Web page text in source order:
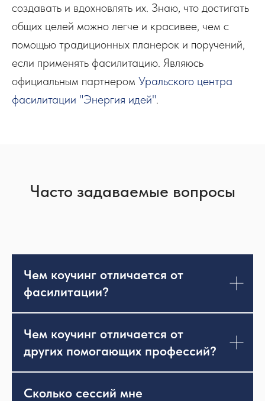
создавать и вдохновлять их. Знаю, что достигать
общих целей можно легче и красивее, чем с
помощью традиционных планерок и поручений,
если применять фасилитацию. Являюсь
официальным партнером Уральского центра
фасилитации "Энергия идей".
Часто задаваемые вопросы
Чем коучинг отличается от
фасилитации?
Чем коучинг отличается от
других помогающих профессий?
Сколько сессий мне